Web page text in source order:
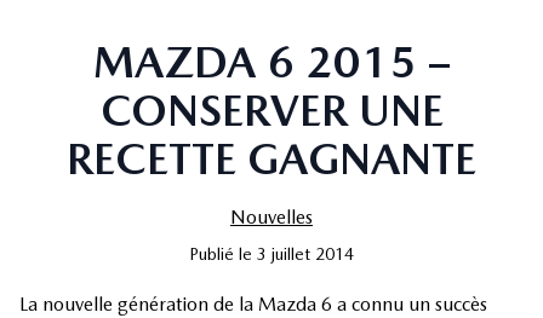
MAZDA 6 2015 –
CONSERVER UNE
RECETTE GAGNANTE
Nouvelles
Publié le 3 juillet 2014
La nouvelle génération de la Mazda 6 a connu un succès